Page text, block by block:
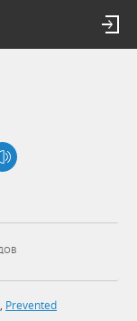
, Prevented